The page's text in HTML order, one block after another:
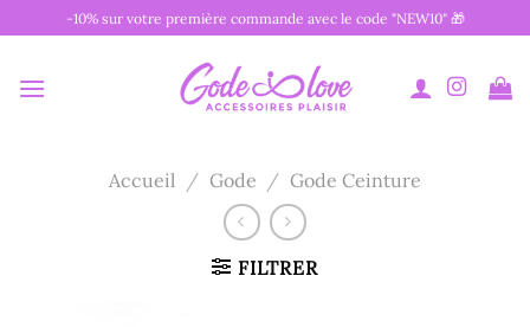
au
-10% sur votre première commande avec le code "NEW10" 🎁
Accueil / Gode / Gode Ceinture
FILTRER